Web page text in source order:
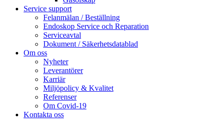
Service support
Felanmälan / Beställning
Endoskop Service och Reparation
Serviceavtal
Dokument / Säkerhetsdatablad
Om oss
Nyheter
Leverantörer
Karriär
Miljöpolicy & Kvalitet
Referenser
Om Covid-19
Kontakta oss